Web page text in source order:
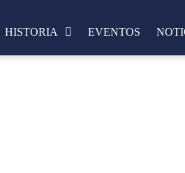
HISTORIA EVENTOS